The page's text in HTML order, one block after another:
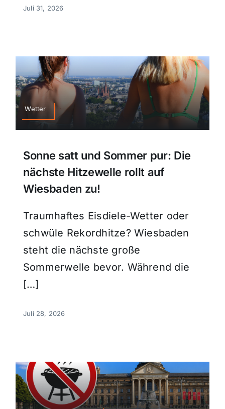
Juli 31, 2026
Wetter
Sonne satt und Sommer pur: Die
nächste Hitzewelle rollt auf
Wiesbaden zu!
Traumhaftes Eisdiele-Wetter oder
schwüle Rekordhitze? Wiesbaden
steht die nächste große
Sommerwelle bevor. Während die
[…]
Juli 28, 2026